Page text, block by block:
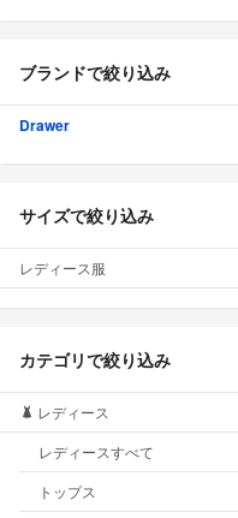
ブランドで絞り込み
Drawer
サイズで絞り込み
レディース服
カテゴリで絞り込み
レディース
レディースすべて
トップス